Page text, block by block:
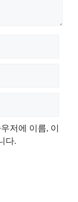
저에 이름, 이
다.